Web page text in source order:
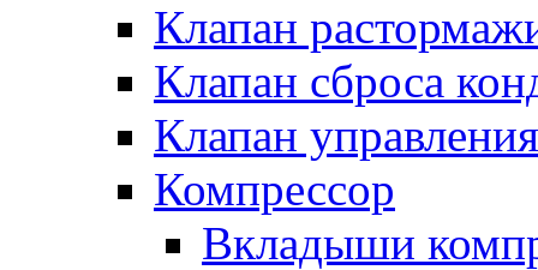
Клапан
Клапан сброса
Клапан управления
Компрессор
Вкладыши